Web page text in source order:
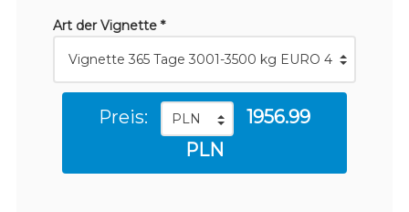
Art der Vignette *
Preis:
1956.99
PLN